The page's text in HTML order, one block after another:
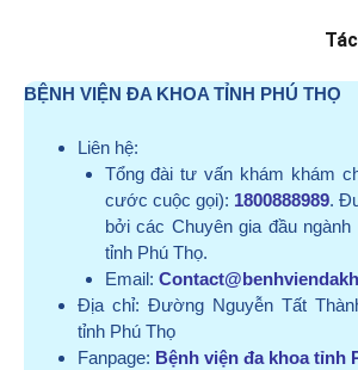
BỆNH VIỆN ĐA KHOA TỈNH PHÚ THỌ
Liên hệ:
Tổng đài tư vấn khám khám
cước cuộc gọi): 1800888989.
bởi các Chuyên gia đầu
tỉnh Phú Thọ.
Email:
Địa chỉ: Đường Nguyễn Tất
tỉnh Phú Thọ
Fanpage: Bệnh viện đa khoa tỉnh